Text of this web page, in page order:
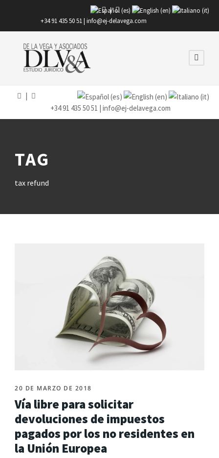
|
+34 91 435 50 51 | info@ej-delavega.com
+34 91 435 50 51 | info@ej-delavega.com
TAG
tax refund
20 DE MARZO DE 2018
Vía libre para solicitar
devoluciones de impuestos
pagados por los no residentes en
la Unión Europea